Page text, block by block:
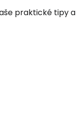
praktické tipy a